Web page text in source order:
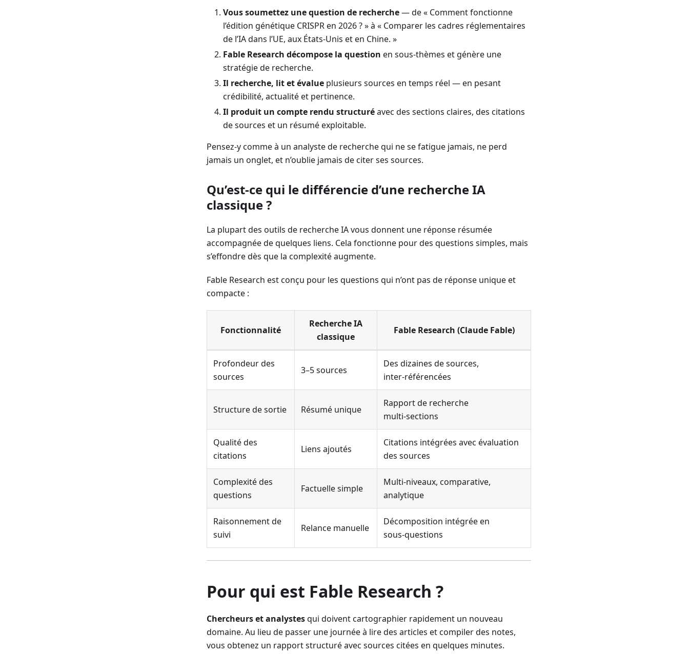
Vous soumettez une question de recherche— de « Comment fonctionne
l’édition génétique CRISPR en 2026 ? » à « Comparer les cadres réglementaires
de l’IA dans l’UE, aux États‑Unis et en Chine. »
Fable Research décompose la question en sous‑thèmes et génère une
stratégie de recherche.
Il recherche, lit et évalue plusieurs sources en temps réel — en pesant
crédibilité, actualité et pertinence.
Il produit un compte rendu structuréavec des sections claires, des citations
de sources et un résumé exploitable.
Pensez‑y comme à un analyste de recherche qui ne se fatigue jamais, ne perd
jamais un onglet, et n’oublie jamais de citer ses sources.
Qu’est‑ce qui le différencie d’une recherche IA
classique ?
La plupart des outils de recherche IA vous donnent une réponse résumée
accompagnée de quelques liens. Cela fonctionne pour des questions simples, mais
s’effondre dès que la complexité augmente.
Fable Research est conçu pour les questions qui n’ont pas de réponse unique et
compacte :
Fonctionnalité
Recherche IA
classique
Fable Research (Claude Fable)
Profondeur des
sources
3–5 sources
Des dizaines de sources,
inter‑référencées
Structure de sortie Résumé unique
Rapport de recherche
multi‑sections
Qualité des
citations
Liens ajoutés
Citations intégrées avec évaluation
des sources
Complexité des
questions
Factuelle simple
Multi‑niveaux, comparative,
analytique
Raisonnement de
suivi
Relance manuelle
Décomposition intégrée en
sous‑questions
Pour qui est Fable Research ?
Chercheurs et analystesqui doivent cartographier rapidement un nouveau
domaine. Au lieu de passer une journée à lire des articles et compiler des notes,
vous obtenez un rapport structuré avec sources citées en quelques minutes.